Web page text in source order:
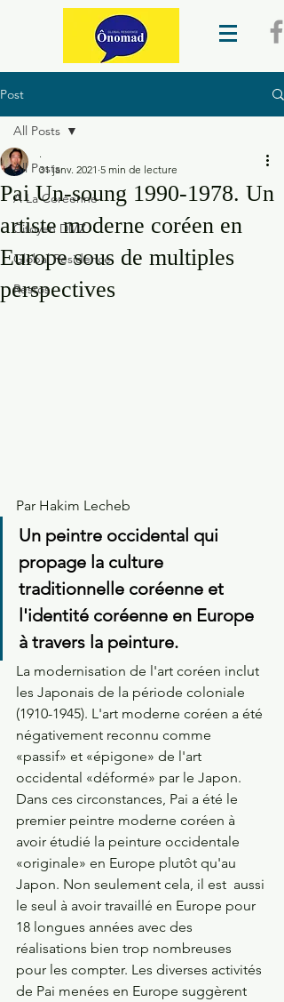
Post
All Posts
A La Coréenne
Citoyen DMZ
Global Residence
Restos
All Posts
Pai Un-soung 1990-1978. Un
artiste moderne coréen en
Europe sous de multiples
perspectives
.
31 janv. 2021 5 min de lecture
Par Hakim Lecheb
Un peintre occidental qui
propage la culture
traditionnelle coréenne et
l'identité coréenne en Europe
à travers la peinture.
La modernisation de l'art coréen inclut
les Japonais de la période coloniale
(1910-1945). L'art moderne coréen a été
négativement reconnu comme
«passif» et «épigone» de l'art
occidental «déformé» par le Japon.
Dans ces circonstances, Pai a été le
premier peintre moderne coréen à
avoir étudié la peinture occidentale
«originale» en Europe plutôt qu'au
Japon. Non seulement cela, il est  aussi
le seul à avoir travaillé en Europe pour
18 longues années avec des
réalisations bien trop nombreuses
pour les compter. Les diverses activités
de Pai menées en Europe suggèrent